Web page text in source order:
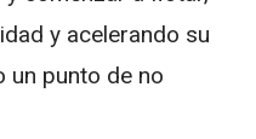
y acelerando su
un punto de no